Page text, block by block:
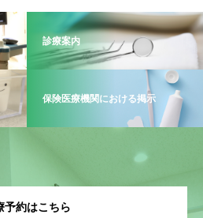
診療案内
保険医療機関における掲示
予約はこちら